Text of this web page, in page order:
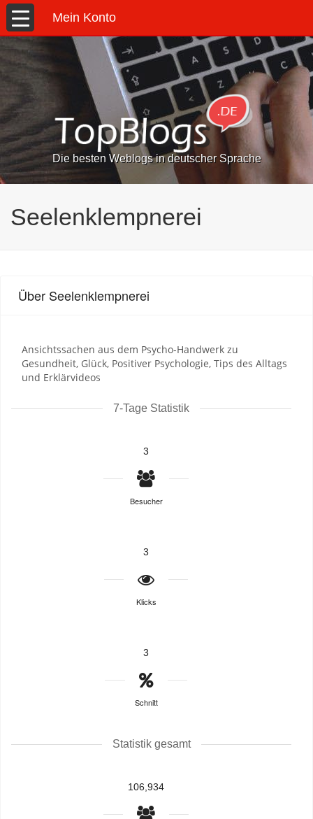
Mein Konto
Die besten Weblogs in deutscher Sprache
Seelenklempnerei
Über Seelenklempnerei
Ansichtssachen aus dem Psycho-Handwerk zu
Gesundheit, Glück, Positiver Psychologie, Tips des Alltags
und Erklärvideos
7-Tage Statistik
3
Besucher
3
Klicks
3
Schnitt
Statistik gesamt
106,934